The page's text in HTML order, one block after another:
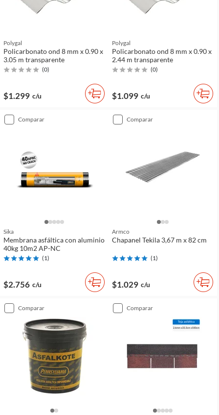
Polygal
Policarbonato ond 8 mm x 0.90 x
3.05 m transparente
(0)
$1.299 c/u
Polygal
Policarbonato ond 8 mm x 0.90 x
2.44 m transparente
(0)
$1.099 c/u
comparar
Sika
Membrana asfáltica con aluminio
40kg 10m2 AP-NC
(1)
$2.756 c/u
comparar
Armco
Chapanel Tekila 3,67 m x 82 cm
(1)
$1.029 c/u
comparar comparar